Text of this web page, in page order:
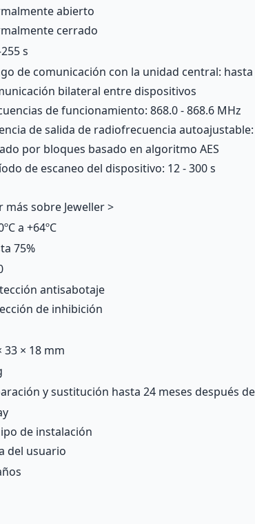
abierto
cerrado
s
de comunicación con la unidad central:
bilateral entre dispositivos
de funcionamiento: 868.0 - 868.6 MHz
de salida de radiofrecuencia
por bloques basado en algoritmo AES
de escaneo del dispositivo: 12 - 300 s
más sobre Jeweller >
a +64ºC
75%
antisabotaje
de inhibición
33 × 18 mm
y sustitución hasta 24 meses después
de instalación
del usuario